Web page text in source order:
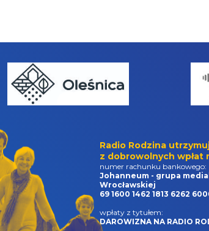
Radio Rodzina
z dobrowolnych wpłat
numer rachunku bankowego:
Johanneum - grupa
Wrocławskiej
69 1600 1462 1813 6262
wpłaty z tytułem:
DAROWIZNA NA RADIO